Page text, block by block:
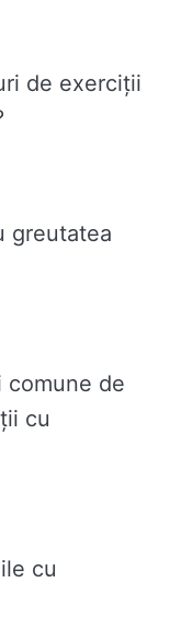
de exerciții
greutatea
comune de
cu
cu